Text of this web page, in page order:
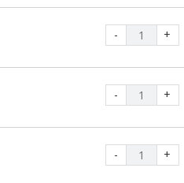
- +
- +
- +